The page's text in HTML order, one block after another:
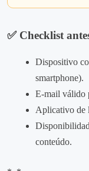
✅ Checklist
Dispositivo
smartphone).
E‑mail válido
Aplicativo de
conteúdo.